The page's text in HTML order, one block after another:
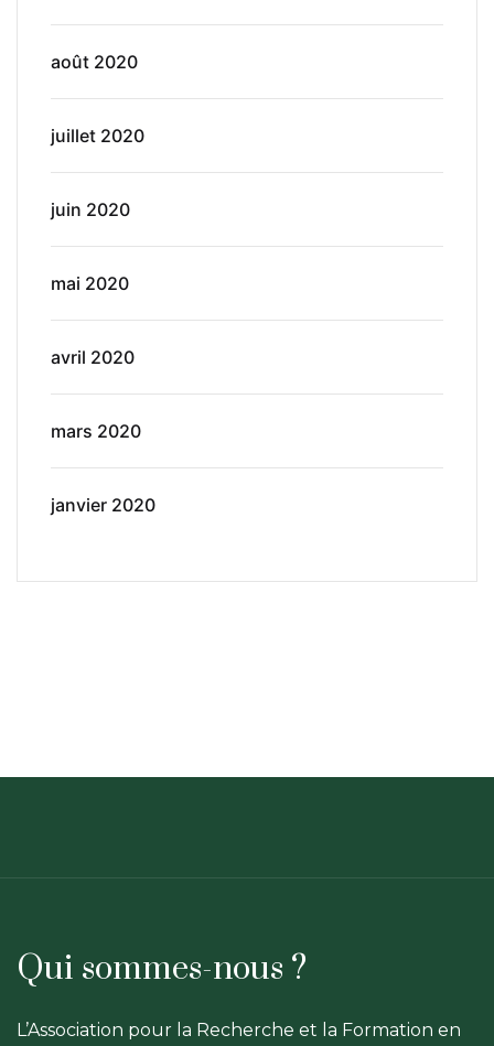
août 2020
juillet 2020
juin 2020
mai 2020
avril 2020
mars 2020
janvier 2020
Qui sommes-nous ?
L’Association pour la Recherche et la Formation en